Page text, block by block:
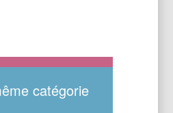
catégorie